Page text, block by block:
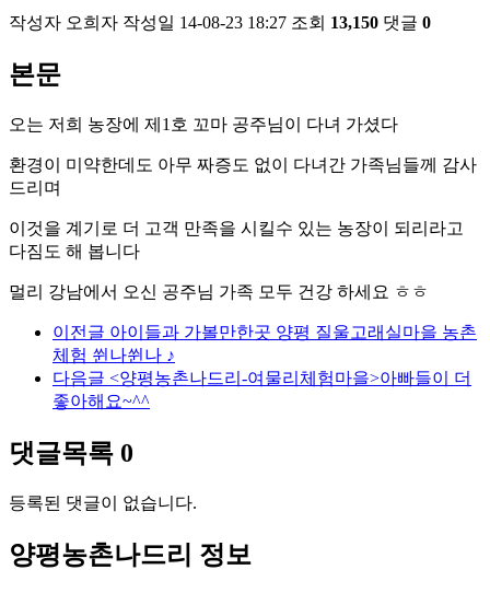
작성자 오희자 작성일 14-08-23 18:27 조회 13,150 댓글 0
본문
오는 저희 농장에 제1호 꼬마 공주님이 다녀 가셨다
환경이 미약한데도 아무 짜증도 없이 다녀간 가족님들께 감사
드리며
이것을 계기로 더 고객 만족을 시킬수 있는 농장이 되리라고
다짐도 해 봅니다
멀리 강남에서 오신 공주님 가족 모두 건강 하세요 ㅎㅎ
이전글 아이들과 가볼만한곳 양평 질울고래실마을 농촌
체험 쒼나쒼나 ♪
다음글 <양평농촌나드리-여물리체험마을>아빠들이 더
좋아해요~^^
댓글목록 0
등록된 댓글이 없습니다.
양평농촌나드리 정보